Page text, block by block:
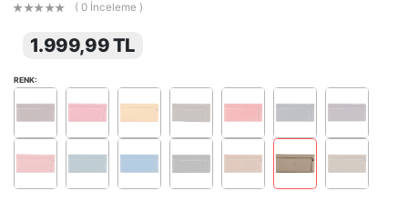
( 0 İnceleme )
1.999,99 TL
RENK: